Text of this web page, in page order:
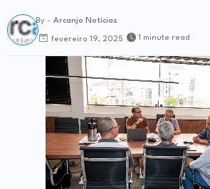
By - Arcanjo Notícias
fevereiro 19, 2025 1 minute read